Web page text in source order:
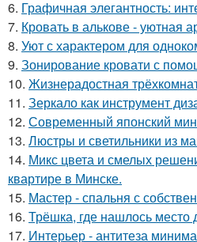
6. Графичная элегантность:
7. Кровать в алькове - уютная
8. Уют с характером для
9. Зонирование кровати с
10. Жизнерадостная
11. Зеркало как инструмент
12. Современный японский
13. Люстры и светильники из
14. Микс цвета и смелых
квартире в Минске.
15. Мастер - спальня с
16. Трёшка, где нашлось место
17. Интерьер - антитеза